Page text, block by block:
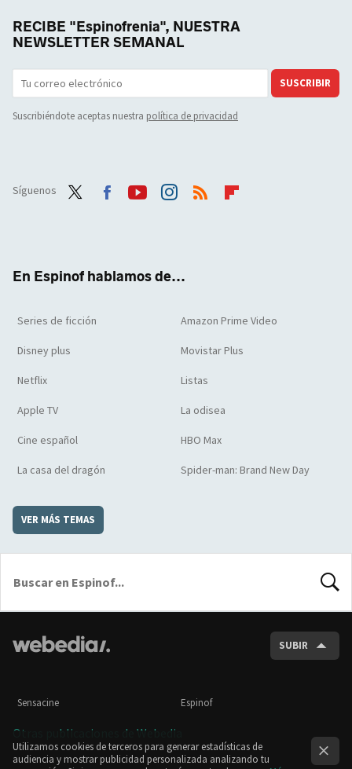
RECIBE "Espinofrenia", NUESTRA
NEWSLETTER SEMANAL
SUSCRIBIR
Suscribiéndote aceptas nuestra política de privacidad
Síguenos
En Espinof hablamos de...
Series de ficción Amazon Prime Video
Disney plus Movistar Plus
Netflix Listas
Apple TV La odisea
Cine español HBO Max
La casa del dragón Spider-man: Brand New Day
VER MÁS TEMAS
SUBIR
Sensacine Espinof
Otras publicaciones de Webedia
Utilizamos cookies de terceros para generar estadísticas de
audiencia y mostrar publicidad personalizada analizando tu